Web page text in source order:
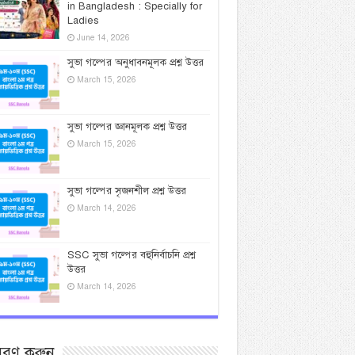
in Bangladesh : Specially for
Ladies
June 14, 2026
সুভা গল্পের অনুধাবনমূলক প্রশ্ন উত্তর
March 15, 2026
সুভা গল্পের জ্ঞানমূলক প্রশ্ন উত্তর
March 15, 2026
সুভা গল্পের সৃজনশীল প্রশ্ন উত্তর
March 14, 2026
SSC সুভা গল্পের বহুনির্বাচনি প্রশ্ন
উত্তর
March 14, 2026